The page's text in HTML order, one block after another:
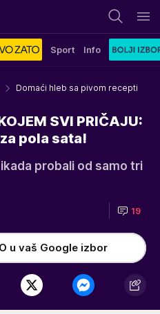
Sport Info
Domaći hleb sa pivom recepti
SVI PRIČAJU:
pola sata!
probali od samo tri
19
u vaš Google izbor